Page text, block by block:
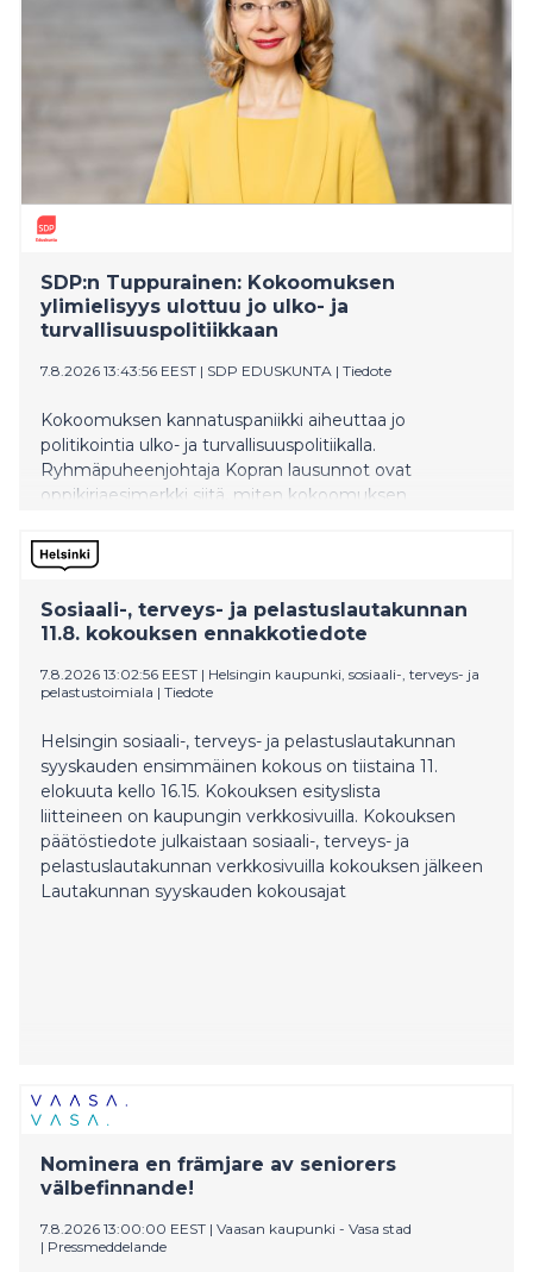
SDP:n Tuppurainen: Kokoomuksen
ylimielisyys ulottuu jo ulko- ja
turvallisuuspolitiikkaan
7.8.2026 13:43:56 EEST | SDP EDUSKUNTA | Tiedote
Kokoomuksen kannatuspaniikki aiheuttaa jo
politikointia ulko- ja turvallisuuspolitiikalla.
Ryhmäpuheenjohtaja Kopran lausunnot ovat
oppikirjaesimerkki siitä, miten kokoomuksen
heikentää Suomen turvallisuutta, SDP:n Tuppurainen
sanoo.
Sosiaali-, terveys- ja pelastuslautakunnan
11.8. kokouksen ennakkotiedote
7.8.2026 13:02:56 EEST | Helsingin kaupunki, sosiaali-, terveys- ja
pelastustoimiala | Tiedote
Helsingin sosiaali-, terveys- ja pelastuslautakunnan
syyskauden ensimmäinen kokous on tiistaina 11.
elokuuta kello 16.15. Kokouksen esityslista
liitteineen on kaupungin verkkosivuilla. Kokouksen
päätöstiedote julkaistaan sosiaali-, terveys- ja
pelastuslautakunnan verkkosivuilla kokouksen jälkeen
Lautakunnan syyskauden kokousajat
Nominera en främjare av seniorers
välbefinnande!
7.8.2026 13:00:00 EEST | Vaasan kaupunki - Vasa stad
| Pressmeddelande